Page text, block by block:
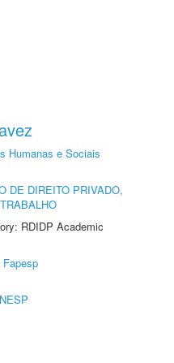
Humanas e Sociais
DE DIREITO PRIVADO,
RDIDP Academic
Fapesp